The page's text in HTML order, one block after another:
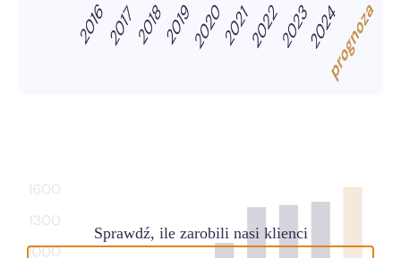
Sprawdź, ile zarobili nasi klienci